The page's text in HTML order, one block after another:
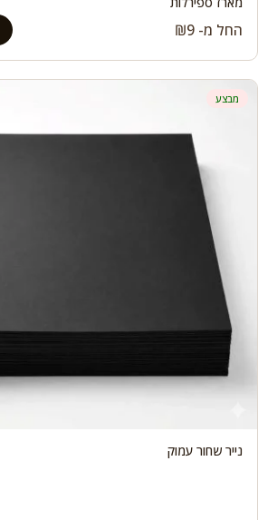
החל מ- ₪9
מבצע
נייר שחור עמוק